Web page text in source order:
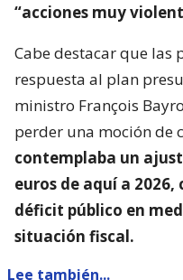
“acciones muy
Cabe destacar que las
respuesta al plan
ministro François
perder una moción de
contemplaba un
euros de aquí a
déficit público en
situación fiscal.
Lee también...